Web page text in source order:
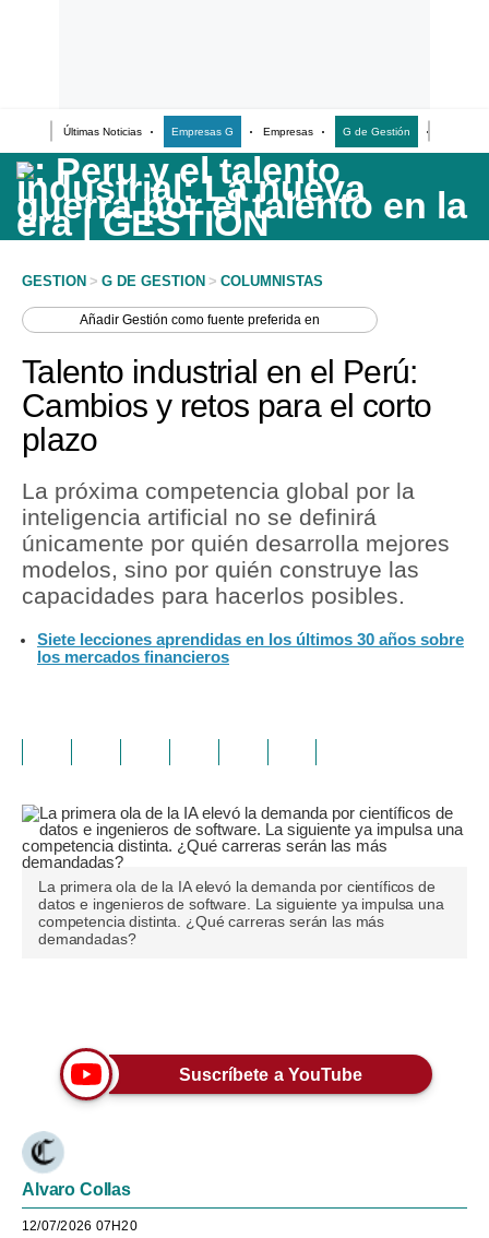
Últimas Noticias Empresas G Empresas G de Gestión
Últimas Noticias
Casos de Estudio
Columnistas
Lifestyle
GESTION > G DE GESTION > COLUMNISTAS
AñadirGestión como fuente preferida en
Talento industrial en el Perú:
Cambios y retos para el corto
plazo
La próxima competencia global por la
inteligencia artificial no se definirá
únicamente por quién desarrolla mejores
modelos, sino por quién construye las
capacidades para hacerlos posibles.
Siete lecciones aprendidas en los últimos 30 años sobre
los mercados financieros
La primera ola de la IA elevó la demanda por científicos de
datos e ingenieros de software. La siguiente ya impulsa una
competencia distinta. ¿Qué carreras serán las más
demandadas?
Suscríbete a YouTube
Alvaro Collas
12/07/2026 07H20